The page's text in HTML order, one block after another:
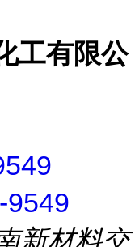
工有限公
9549
新材料交